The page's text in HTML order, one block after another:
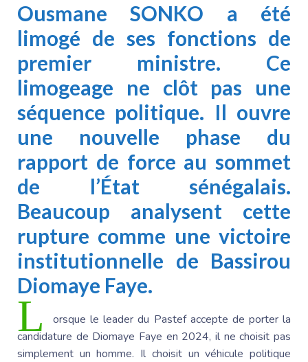
Ousmane SONKO a été
limogé de ses fonctions de
premier ministre. Ce
limogeage ne clôt pas une
séquence politique. Il ouvre
une nouvelle phase du
rapport de force au sommet
de l’État sénégalais.
Beaucoup analysent cette
rupture comme une victoire
institutionnelle de Bassirou
Diomaye Faye.
L
orsque le leader du Pastef accepte de porter la
candidature de Diomaye Faye en 2024, il ne choisit pas
simplement un homme. Il choisit un véhicule politique